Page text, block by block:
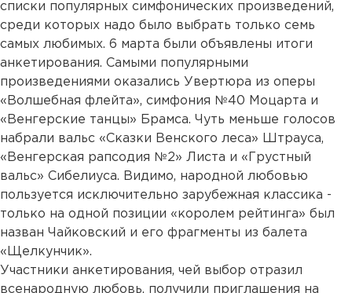
списки популярных симфонических произведений,
среди которых надо было выбрать только семь
самых любимых. 6 марта были объявлены итоги
анкетирования. Самыми популярными
произведениями оказались Увертюра из оперы
«Волшебная флейта», симфония №40 Моцарта и
«Венгерские танцы» Брамса. Чуть меньше голосов
набрали вальс «Сказки Венского леса» Штрауса,
«Венгерская рапсодия №2» Листа и «Грустный
вальс» Сибелиуса. Видимо, народной любовью
пользуется исключительно зарубежная классика -
только на одной позиции «королем рейтинга» был
назван Чайковский и его фрагменты из балета
«Щелкунчик».
Участники анкетирования, чей выбор отразил
всенародную любовь, получили приглашения на